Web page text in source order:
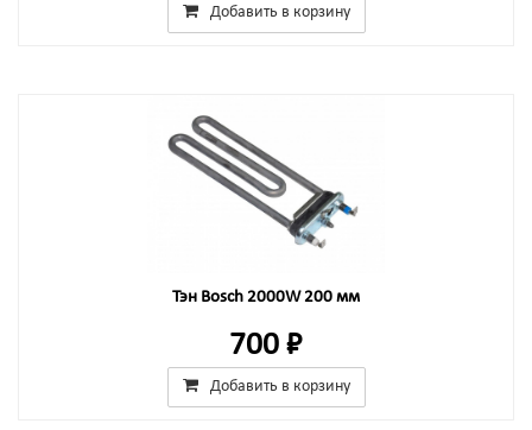
Добавить в корзину
Тэн Bosch 2000W 200 мм
700 ₽
Добавить в корзину